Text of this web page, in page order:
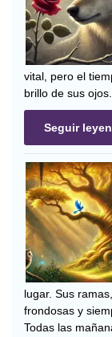
vital, pero el
brillo de sus
Seguir
lugar. Sus
frondosas y
Todas las